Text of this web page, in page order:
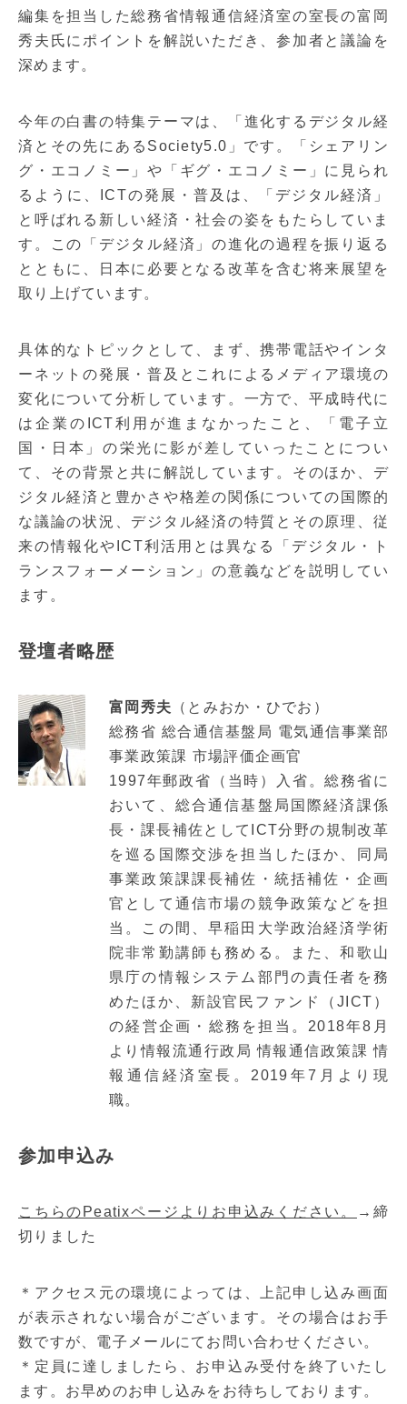
編集を担当した総務省情報通信経済室の室長の富岡
秀夫氏にポイントを解説いただき、参加者と議論を
深めます。
今年の白書の特集テーマは、「進化するデジタル経
済とその先にあるSociety5.0」です。「シェアリン
グ・エコノミー」や「ギグ・エコノミー」に見られ
るように、ICTの発展・普及は、「デジタル経済」
と呼ばれる新しい経済・社会の姿をもたらしていま
す。この「デジタル経済」の進化の過程を振り返る
とともに、日本に必要となる改革を含む将来展望を
取り上げています。
具体的なトピックとして、まず、携帯電話やインタ
ーネットの発展・普及とこれによるメディア環境の
変化について分析しています。一方で、平成時代に
は企業のICT利用が進まなかったこと、「電子立
国・日本」の栄光に影が差していったことについ
て、その背景と共に解説しています。そのほか、デ
ジタル経済と豊かさや格差の関係についての国際的
な議論の状況、デジタル経済の特質とその原理、従
来の情報化やICT利活用とは異なる「デジタル・ト
ランスフォーメーション」の意義などを説明してい
ます。
登壇者略歴
富岡秀夫 （とみおか・ひでお）
総務省 総合通信基盤局 電気通信事業部
事業政策課 市場評価企画官
1997年郵政省（当時）入省。総務省に
おいて、総合通信基盤局国際経済課係
長・課長補佐としてICT分野の規制改革
を巡る国際交渉を担当したほか、同局
事業政策課課長補佐・統括補佐・企画
官として通信市場の競争政策などを担
当。この間、早稲田大学政治経済学術
院非常勤講師も務める。また、和歌山
県庁の情報システム部門の責任者を務
めたほか、新設官民ファンド（JICT）
の経営企画・総務を担当。2018年8月
より情報流通行政局 情報通信政策課 情
報通信経済室長。2019年7月より現
職。
参加申込み
こちらのPeatixページよりお申込みください。
→締
切りました
＊アクセス元の環境によっては、上記申し込み画面
が表示されない場合がございます。その場合はお手
数ですが、電子メールにてお問い合わせください。
＊定員に達しましたら、お申込み受付を終了いたし
ます。お早めのお申し込みをお待ちしております。